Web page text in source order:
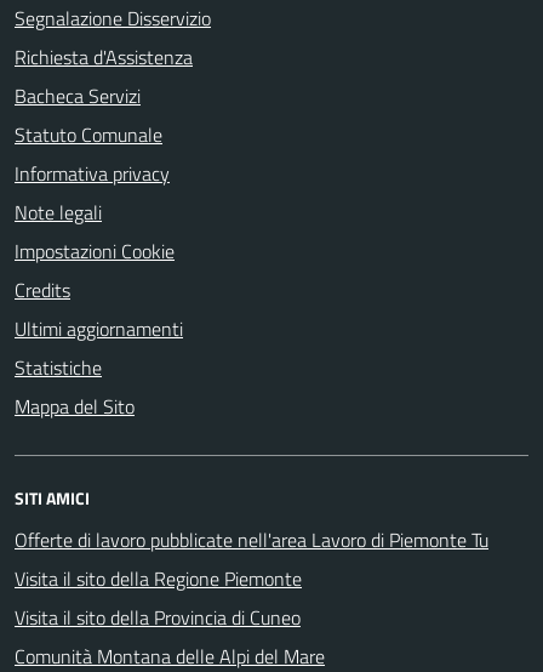
Segnalazione Disservizio
Richiesta d'Assistenza
Bacheca Servizi
Statuto Comunale
Informativa privacy
Note legali
Impostazioni Cookie
Credits
Ultimi aggiornamenti
Statistiche
Mappa del Sito
SITI AMICI
Offerte di lavoro pubblicate nell'area Lavoro di Piemonte Tu
Visita il sito della Regione Piemonte
Visita il sito della Provincia di Cuneo
Comunità Montana delle Alpi del Mare